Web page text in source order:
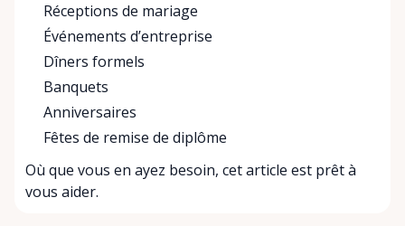
Réceptions de mariage
Événements d’entreprise
Dîners formels
Banquets
Anniversaires
Fêtes de remise de diplôme
Où que vous en ayez besoin, cet article est prêt à
vous aider.